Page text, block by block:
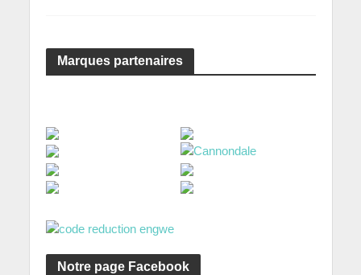
Marques partenaires
Notre page Facebook